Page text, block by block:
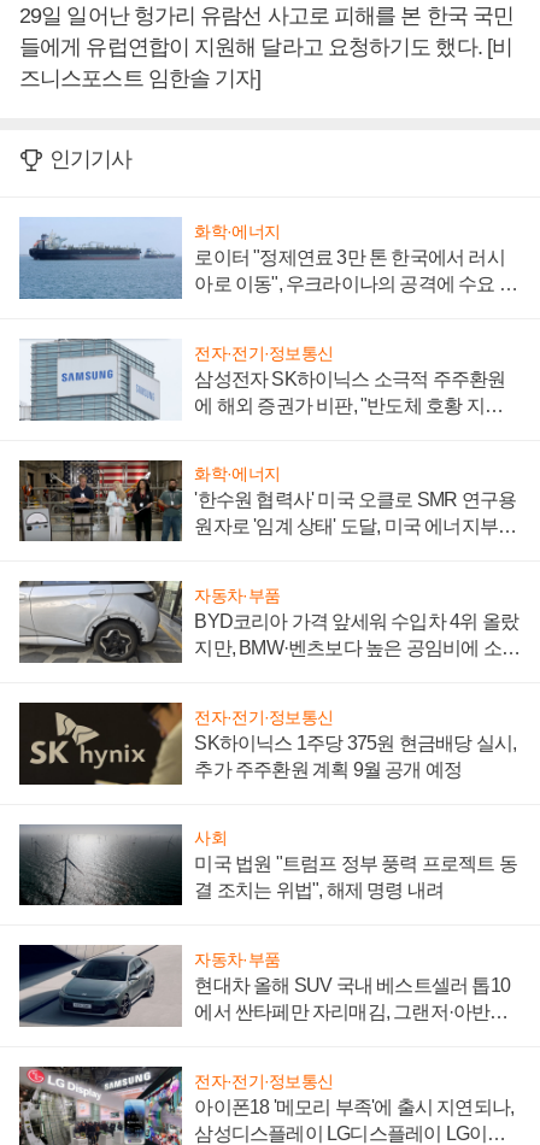
29일 일어난 헝가리 유람선 사고로 피해를 본 한국 국민
들에게 유럽연합이 지원해 달라고 요청하기도 했다. [비
즈니스포스트 임한솔 기자]
인기기사
화학·에너지
로이터 "정제연료 3만 톤 한국에서 러시
아로 이동", 우크라이나의 공격에 수요 늘
전자·전기·정보통신
삼성전자 SK하이닉스 소극적 주주환원
에 해외 증권가 비판, "반도체 호황 지속
화학·에너지
'한수원 협력사' 미국 오클로 SMR 연구용
원자로 '임계 상태' 도달, 미국 에너지부
자동차·부품
BYD코리아 가격 앞세워 수입차 4위 올랐
지만, BMW·벤츠보다 높은 공임비에 소비
전자·전기·정보통신
SK하이닉스 1주당 375원 현금배당 실시,
추가 주주환원 계획 9월 공개 예정
사회
미국 법원 "트럼프 정부 풍력 프로젝트 동
결 조치는 위법", 해제 명령 내려
자동차·부품
현대차 올해 SUV 국내 베스트셀러 톱10
에서 싼타페만 자리매김, 그랜저·아반떼
전자·전기·정보통신
아이폰18 '메모리 부족'에 출시 지연되나,
삼성디스플레이 LG디스플레이 LG이노